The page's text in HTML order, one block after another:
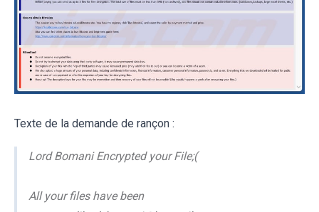
Texte de la demande de rançon :
Lord Bomani Encrypted your File;(
All your files have been